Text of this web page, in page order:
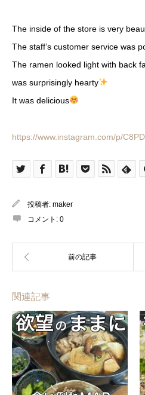
The inside of the store is very
The staff’s customer service was
The ramen looked light with back
was surprisingly hearty
It was delicious
https://www.instagram.com/p/
投稿者: maker
コメント: 0
関連記事